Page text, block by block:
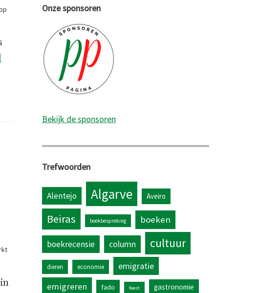
overRoestige
Onze sponsoren
Bekijk de sponsoren
Trefwoorden
Alentejo Algarve Aveiro
Beiras boekbespreking boeken
boekrecensie column cultuur
dieren economie
emigratie
emigreren
fado feest gastronomie